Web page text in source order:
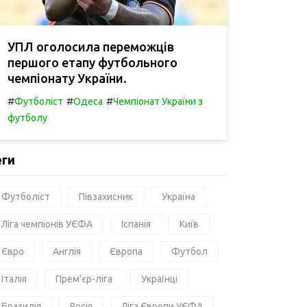
УПЛ оголосила переможців
першого етапу футбольного
чемпіонату України.
#Футболіст #Одеса #Чемпіонат України з
футболу
Футболіст Півзахисник Україна
Ліга чемпіонів УЄФА Іспанія Київ
Євро Англія Європа Футбол
Італія Прем'єр-ліга Українці